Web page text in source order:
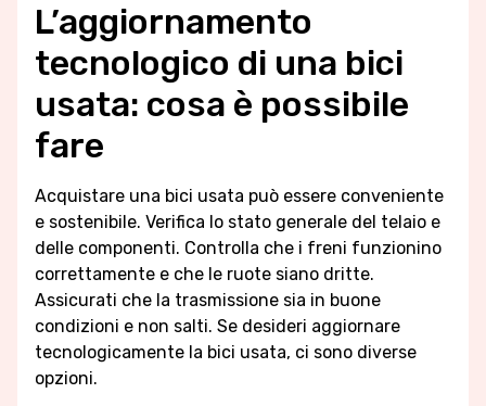
L’aggiornamento
tecnologico di una bici
usata: cosa è possibile
fare
Acquistare una bici usata può essere conveniente
e sostenibile. Verifica lo stato generale del telaio e
delle componenti. Controlla che i freni funzionino
correttamente e che le ruote siano dritte.
Assicurati che la trasmissione sia in buone
condizioni e non salti. Se desideri aggiornare
tecnologicamente la bici usata, ci sono diverse
opzioni.